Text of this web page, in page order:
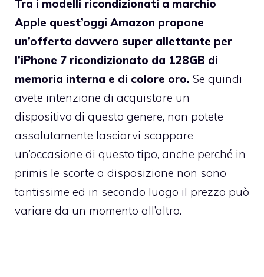
Tra i modelli ricondizionati a marchio
Apple quest’oggi Amazon propone
un’offerta davvero super allettante per
l’iPhone 7 ricondizionato da 128GB di
memoria interna e di colore oro. Se quindi
avete intenzione di acquistare un
dispositivo di questo genere, non potete
assolutamente lasciarvi scappare
un’occasione di questo tipo, anche perché in
primis le scorte a disposizione non sono
tantissime ed in secondo luogo il prezzo può
variare da un momento all’altro.